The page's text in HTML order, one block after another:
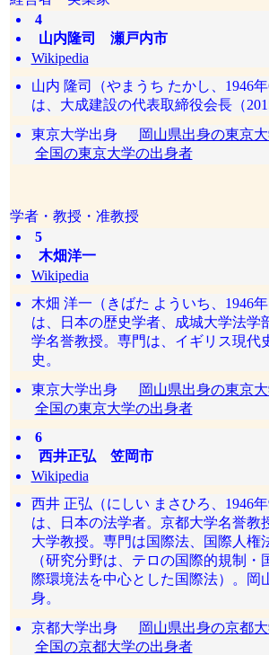
4
山内隆司 瀬戸内市
Wikipedia
山内 隆司（やまうち たかし、1946年
は、大成建設の代表取締役会長（
東京大学出身
岡山県出身の東京
全国の東京大学の出身者
学者・教授・准教授
5
木畑洋一
Wikipedia
木畑 洋一（きばた よういち、1946年
は、日本の歴史学者、成城大学法学
学名誉教授。専門は、イギリス現代
史。
東京大学出身
岡山県出身の東京
全国の東京大学の出身者
6
西井正弘 笠岡市
Wikipedia
西井 正弘（にしい まさひろ、1946年
は、日本の法学者。京都大学名誉教
大学教授。専門は国際法、国際人権
（研究分野は、テロの国際的規制・
際環境法を中心とした国際法）。岡
身。
京都大学出身
岡山県出身の京都
全国の京都大学の出身者